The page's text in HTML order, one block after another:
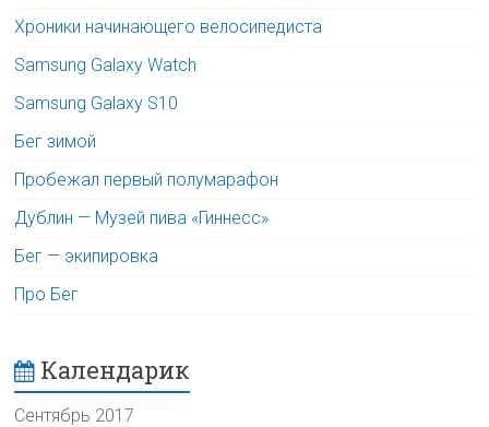
Хроники начинающего велосипедиста
Samsung Galaxy Watch
Samsung Galaxy S10
Бег зимой
Пробежал первый полумарафон
Дублин — Музей пива «Гиннесс»
Бег — экипировка
Про Бег
Календарик
Сентябрь 2017